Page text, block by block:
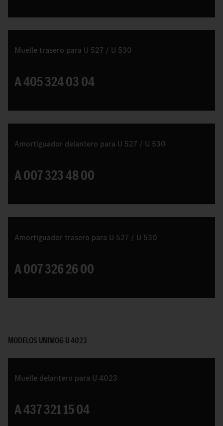
Muelle trasero para U 527 / U 530
A 405 324 03 04
Amortiguador delantero para U 527 / U 530
A 007 323 48 00
Amortiguador trasero para U 527 / U 530
A 007 326 26 00
MODELOS UNIMOG U 4023
Muelle delantero para U 4023
A 437 321 15 04